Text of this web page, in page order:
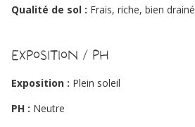
Qualité de sol : Frais, riche, bien drainé
Exposition / PH
Exposition : Plein soleil
PH : Neutre